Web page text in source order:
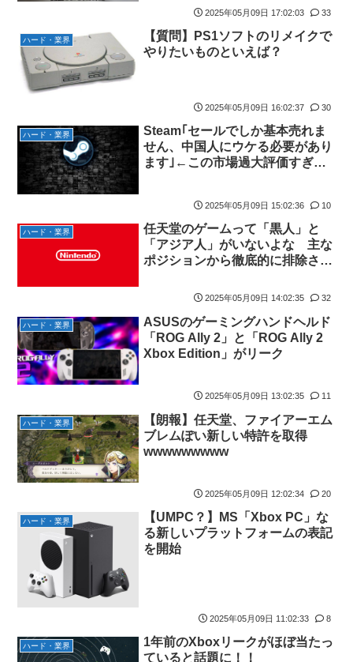
【パシフィック・リム】 MODEROID「ジプシー・デンジャー」
プラモデル【10日予約開始】
やる夫のダンジョン運営記183-雑談所ネタ118 懺悔小ネタ「創刻
のファイアホイール」+埋めネタ「ファイアホイールTCG・その
【にじさんじ】七瀬、動物園でアシカに水をかけられビショビシ
ョに→たまこ爆笑
【デレマス】 和久井留美「夢を作って、いつか遊んで」
【画像】ファーストサマーウイカ、激変した姿に「本田望結ちゃ
んかと」
【悲報】ポケポケ、1年で1600万人が引退・・・
いので装備できません」←このシステムｗｗｗｗ
【にじさんじ】Cellmates、NG行動回避ゲーム！フリが露骨すぎ
る
【動画】マーベルの新作格ゲー、歴代格ゲーのパロディが多すぎ
て話題にwwwwwww
藤嶌果歩1st写真集の感想まとめ。おおむね好評【かほりん】
韓国人「“韓国サッカー”性接待の試合結果をご覧ください」
→「マッサージ効果は間違いないねｗ」「これが本当のベッドサ
ッカーだ」
国連が事実上の機能停止に陥りつつあると関係者が告白、特に役
に立たないくせに高給だけ毟り取った結果……
メタルバンドが日本から死滅した理由ってなに？
【悲報】吉岡里帆さん、アドリブで相手役俳優の手を取りお胸に
押し当てる（画像あり）
【画像10枚】佐倉綾音さん(32)、自分のシコポイントに気がつく
マジか！次週のバナナムーンゲストは5期生からこの3人が登
場！！！【乃木坂46】
2025年05月09日 17:02:03 33
ハード・業界
【質問】PS1ソフトのリメイクで
やりたいものといえば？
2025年05月09日 16:02:37 30
ハード・業界
Steam｢セールでしか基本売れま
せん、中国人にウケる必要があり
ます｣←この市場過大評価すぎな
2025年05月09日 15:02:36 10
ハード・業界
任天堂のゲームって「黒人」と
「アジア人」がいないよな 主な
ポジションから徹底的に排除され
2025年05月09日 14:02:35 32
ハード・業界
ASUSのゲーミングハンドヘルド
「ROG Ally 2」と「ROG Ally 2
Xbox Edition」がリーク
2025年05月09日 13:02:35 11
ハード・業界
【朗報】任天堂、ファイアーエム
ブレムぽい新しい特許を取得
wwwwwwwww
2025年05月09日 12:02:34 20
ハード・業界
【UMPC？】MS「Xbox PC」な
る新しいプラットフォームの表記
を開始
2025年05月09日 11:02:33 8
ハード・業界
1年前のXboxリークがほぼ当たっ
ていると話題に！！